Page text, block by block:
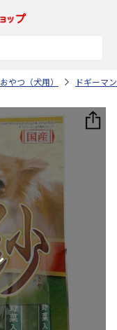
おやつ（犬用） ドギーマ